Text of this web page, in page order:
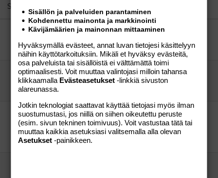
Verdana
Similar threads
Tampereen nuoret äidit
susans
Perhe-elämä
0
Perhe-elämä
28.12.2005
susans
Sotkamoon muuttamassa...
tyttösen äiti Perhe-elämä
0
tyttösen äiti
Kaipaan meili/kirjeystävää naisista, joilla on
vaikeuksia tulla raskaaksi.
Kinsella Perhe-elämä
0
Kinsella
Sisällön ja palveluiden parantaminen
Kohdennettu mainonta ja markkinointi
Kävijämäärien ja mainonnan mittaaminen
Hyväksymällä evästeet, annat luvan tietojesi käsittelyyn
näihin käyttötarkoituksiin. Mikäli et hyväksy evästeitä,
osa palveluista tai sisällöistä ei välttämättä toimi
optimaalisesti. Voit muuttaa valintojasi milloin tahansa
klikkaamalla Evästeasetukset -linkkiä sivuston
alareunassa.
Jotkin teknologiat saattavat käyttää tietojasi myös ilman
suostumustasi, jos niillä on siihen oikeutettu peruste
(esim. sivun tekninen toimivuus). Voit vastustaa tätä tai
muuttaa kaikkia asetuksiasi valitsemalla alla olevan
Asetukset -painikkeen.